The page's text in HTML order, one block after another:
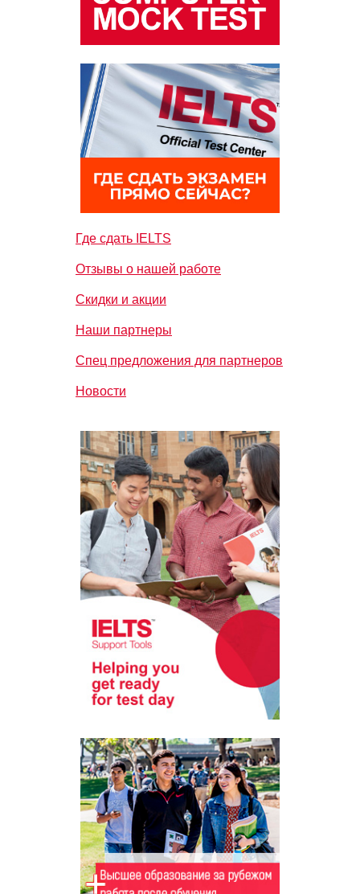
Где сдать IELTS
Отзывы о нашей работе
Скидки и акции
Наши партнеры
Спец предложения для партнеров
Новости